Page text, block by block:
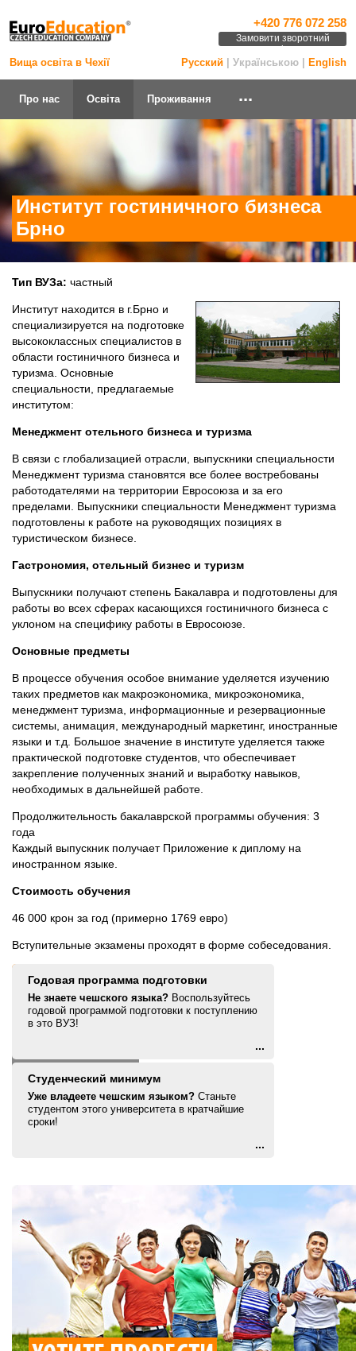
Вища освіта в Чехії
+420 776 072 258
Замовити зворотний
дзвінок
Русский | Українською | English
Про нас Освіта Проживання ...
Институт гостиничного бизнеса
Брно
Тип ВУЗа: частный
Институт находится в г.Брно и
специализируется на подготовке
высококлассных специалистов в
области гостиничного бизнеса и
туризма. Основные
специальности, предлагаемые
институтом:
Менеджмент отельного бизнеса и туризма
В связи с глобализацией отрасли, выпускники специальности
Менеджмент туризма становятся все более востребованы
работодателями на территории Евросоюза и за его
пределами. Выпускники специальности Менеджмент туризма
подготовлены к работе на руководящих позициях в
туристическом бизнесе.
Гастрономия, отельный бизнес и туризм
Выпускники получают степень Бакалавра и подготовлены для
работы во всех сферах касающихся гостиничного бизнеса с
уклоном на специфику работы в Евросоюзе.
Основные предметы
В процессе обучения особое внимание уделяется изучению
таких предметов как макроэкономика, микроэкономика,
менеджмент туризма, информационные и резервационные
системы, анимация, международный маркетинг, иностранные
языки и т.д. Большое значение в институте уделяется также
практической подготовке студентов, что обеспечивает
закрепление полученных знаний и выработку навыков,
необходимых в дальнейшей работе.
Продолжительность бакалаврской программы обучения: 3
года
Каждый выпускник получает Приложение к диплому на
иностранном языке.
Стоимость обучения
46 000 крон за год (примерно 1769 евро)
Вступительные экзамены проходят в форме собеседования.
Годовая программа подготовки
Не знаете чешского языка? Воспользуйтесь
годовой программой подготовки к поступлению
в это ВУЗ!
...
Студенческий минимум
Уже владеете чешским языком? Станьте
студентом этого университета в кратчайшие
сроки!
...